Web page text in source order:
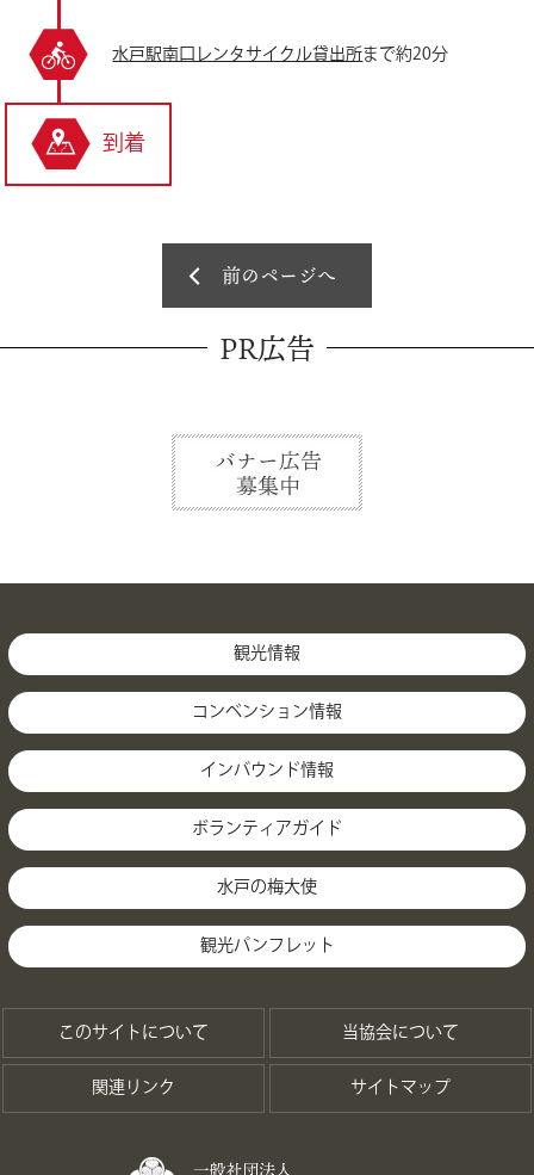
水戸駅南口レンタサイクル貸出所まで約20分
到着
前のページへ
PR広告
観光情報
コンベンション情報
インバウンド情報
ボランティアガイド
水戸の梅大使
観光パンフレット
このサイトについて 当協会について
関連リンク サイトマップ